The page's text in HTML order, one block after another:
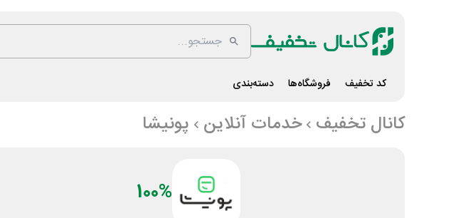
کد تخفیف فروشگاه‌ها دسته‌بندی
کانال تخفیف خدمات آنلاین پونیشا
100%